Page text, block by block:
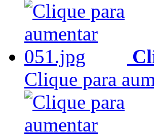
Clique para